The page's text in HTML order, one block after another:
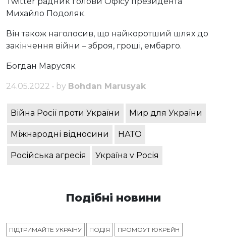
Михайло Подоляк.
Він також наголосив, що найкоротший шлях до
закінчення війни – зброя, гроші, ембарго.
Богдан Марусяк
24.05.2022 • by Bohdan Marusyak
Війна Росії проти України Мир для України
Міжнародні відносини НАТО
Російська агресія Україна v Росія
Подібні новини
ПІДТРИМАЙТЕ УКРАЇНУ ПОДІЯ ПРОМОУТ ЮКРЕЙН